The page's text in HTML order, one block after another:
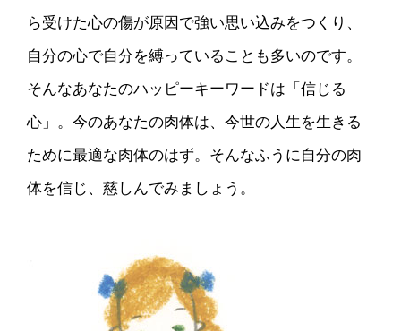
ら受けた心の傷が原因で強い思い込みをつくり、
自分の心で自分を縛っていることも多いのです。
そんなあなたのハッピーキーワードは「信じる
心」。今のあなたの肉体は、今世の人生を生きる
ために最適な肉体のはず。そんなふうに自分の肉
体を信じ、慈しんでみましょう。